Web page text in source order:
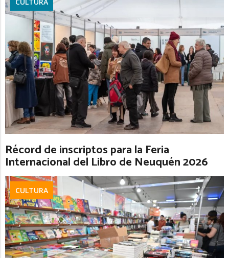
CULTURA
Récord de inscriptos para la Feria
Internacional del Libro de Neuquén 2026
CULTURA